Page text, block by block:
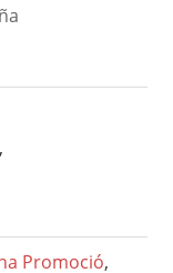
,
Promoció,